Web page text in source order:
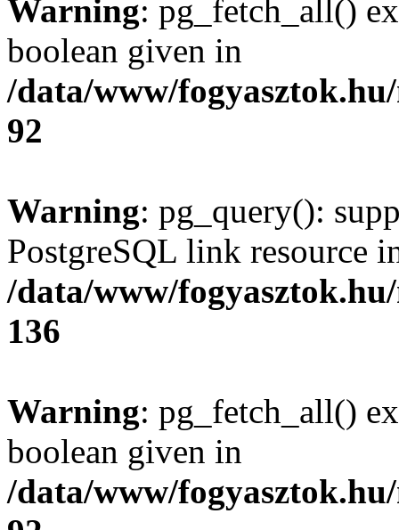
Warning: pg_fetch_all()
boolean given in
/data/www/
92
Warning: pg_query():
PostgreSQL link resource
/data/www/
136
Warning: pg_fetch_all()
boolean given in
/data/www/